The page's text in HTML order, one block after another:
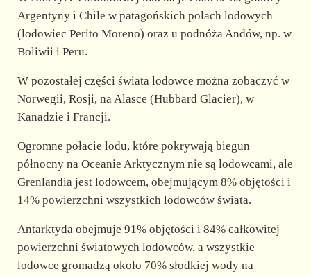
Argentyny i Chile w patagońskich polach lodowych
(lodowiec Perito Moreno) oraz u podnóża Andów, np. w
Boliwii i Peru.
W pozostałej części świata lodowce można zobaczyć w
Norwegii, Rosji, na Alasce (Hubbard Glacier), w
Kanadzie i Francji.
Ogromne połacie lodu, które pokrywają biegun
północny na Oceanie Arktycznym nie są lodowcami, ale
Grenlandia jest lodowcem, obejmującym 8% objętości i
14% powierzchni wszystkich lodowców świata.
Antarktyda obejmuje 91% objętości i 84% całkowitej
powierzchni światowych lodowców, a wszystkie
lodowce gromadzą około 70% słodkiej wody na